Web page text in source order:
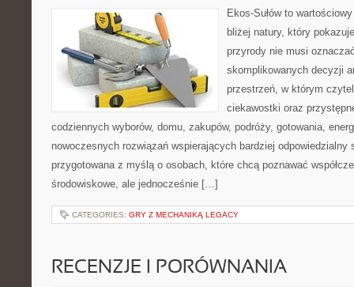
Ekos-Sułów to
bliżej natury, który
przyrody nie musi
skomplikowanych decyzji
przestrzeń, w którym
ciekawostki oraz
codziennych wyborów, domu, zakupów, podróży, gotowania,
nowoczesnych rozwiązań wspierających bardziej odpowiedzialny
przygotowana z myślą o osobach, które chcą poznawać
środowiskowe, ale jednocześnie […]
CATEGORIES: GRY Z MECHANIKĄ LEGACY
RECENZJE I PORÓWNANIA